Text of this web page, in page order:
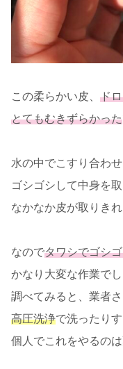
この柔らかい皮、 ド
とてもむきずらかった
水の中でこすり合わ
ゴシゴシして中身を
なかなか皮が取りきれ
なのでタワシでゴシ
かなり大変な作業でし
調べてみると、業者
高圧洗浄で洗ったりす
個人でこれをやるのは